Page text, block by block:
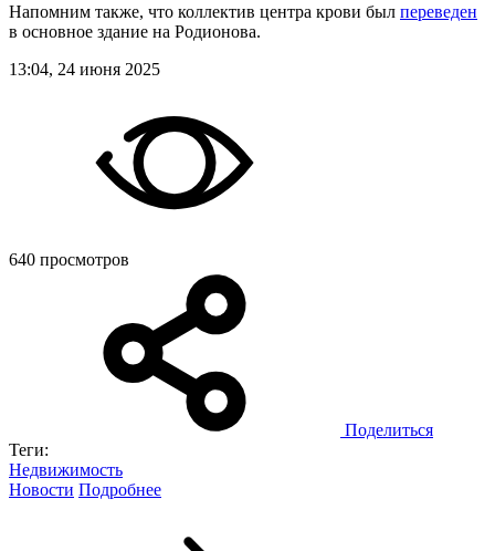
Напомним также, что коллектив центра крови был переведен
в основное здание на Родионова.
13:04, 24 июня 2025
640 просмотров
Поделиться
Теги:
Недвижимость
Новости Подробнее